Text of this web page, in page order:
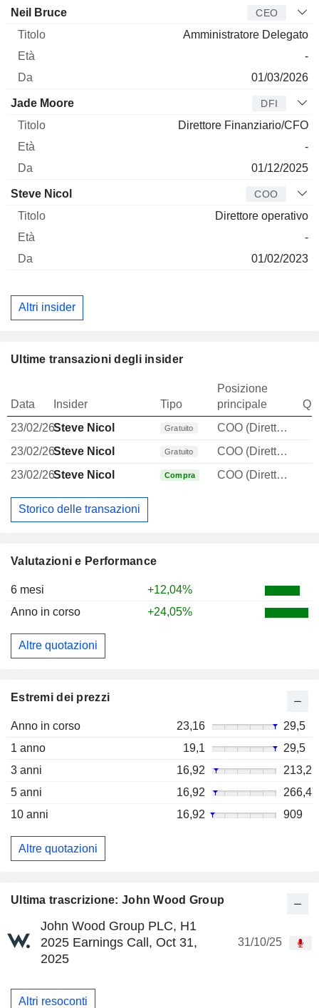
Ultima trascrizione: John Wood Group
John Wood Group PLC, H1
2025 Earnings Call, Oct 31,
2025
31/10/25
Altri resoconti
Valutazioni e Performance
6 mesi
+12,04%
Anno in corso
+24,05%
Altre quotazioni
Estremi dei prezzi
Anno in corso 23,16
29,5
1 anno
19,1
29,5
3 anni
16,92
213,2
5 anni
16,92
266,4
10 anni
16,92 909
Altre quotazioni
Manager Titolo
Neil Bruce CEO
Amministratore Delegato
-
01/03/2026
Jade Moore DFI
Direttore Finanziario/CFO
-
01/12/2025
Steve Nicol COO
Direttore operativo
-
01/02/2023
Altri insider
Ultime transazioni degli insider
Data Insider Tipo
Posizione
principale
23/02/26Steve Nicol Gratuito
COO (Direttore operativo)
23/02/26Steve Nicol Gratuito
COO (Direttore operativo)
23/02/26Steve Nicol Compra COO (Direttore operativo)
Storico delle transazioni